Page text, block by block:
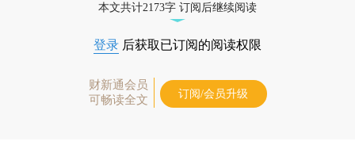
本文共计2173字 订阅后继续阅读
登录 后获取已订阅的阅读权限
财新通会员
可畅读全文
订阅/会员升级